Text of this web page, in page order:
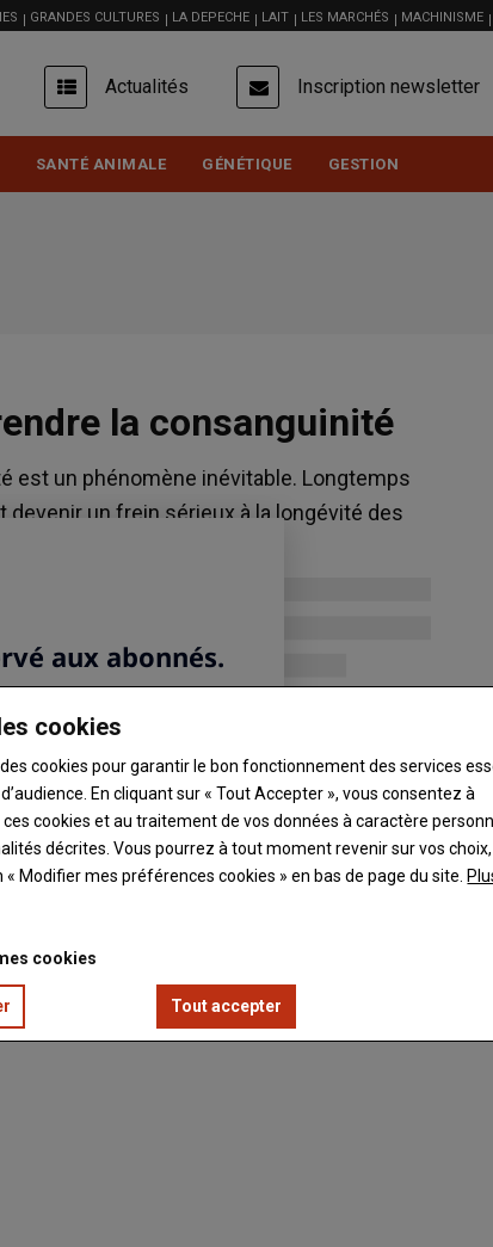
GRANDES CULTURES LA DEPECHE LAIT LES MARCHÉS MACHINISME
USER
ACCOUNT
MENU
Actualités Inscription newsletter
SANTÉ ANIMALE GÉNÉTIQUE GESTION
la consanguinité
est un phénomène inévitable. Longtemps
un frein sérieux à la longévité des
cookies
cookies pour garantir le bon fonctionnement des services
En cliquant sur « Tout Accepter », vous consentez à
ces cookies et au traitement de vos données à caractère
décrites. Vous pourrez à tout moment revenir sur vos
« Modifier mes préférences cookies » en bas de page du site.
cookies
Tout accepter